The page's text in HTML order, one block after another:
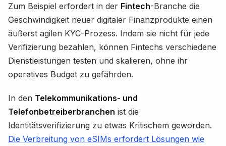
Zum Beispiel erfordert in der Fintech-Branche die
Geschwindigkeit neuer digitaler Finanzprodukte einen
äußerst agilen KYC-Prozess. Indem sie nicht für jede
Verifizierung bezahlen, können Fintechs verschiedene
Dienstleistungen testen und skalieren, ohne ihr
operatives Budget zu gefährden.
In den Telekommunikations- und
Telefonbetreiberbranchen ist die
Identitätsverifizierung zu etwas Kritischem geworden.
Die Verbreitung von eSIMs erfordert Lösungen wie